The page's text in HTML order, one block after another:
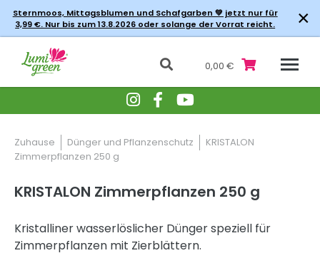
Sternmoos, Mittagsblumen und Schafgarben 💚 jetzt nur für
3,99 €. Nur bis zum 13.8.2026 oder solange der Vorrat reicht.
×
0,00 €
Zuhause Dünger und Pflanzenschutz
KRISTALON
Zimmerpflanzen 250 g
KRISTALON Zimmerpflanzen 250 g
Kristalliner wasserlöslicher Dünger speziell für
Zimmerpflanzen mit Zierblättern.